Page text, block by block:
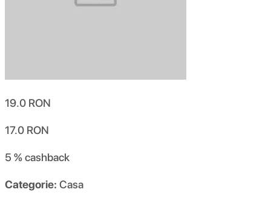
19.0 RON
17.0 RON
5 %cashback
Categorie: Casa